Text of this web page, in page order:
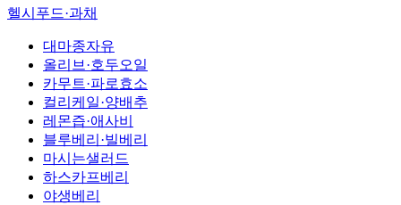
헬시푸드·과채
대마종자유
올리브·호두오일
카무트·파로효소
컬리케일·양배추
레몬즙·애사비
블루베리·빌베리
마시는샐러드
하스카프베리
야생베리